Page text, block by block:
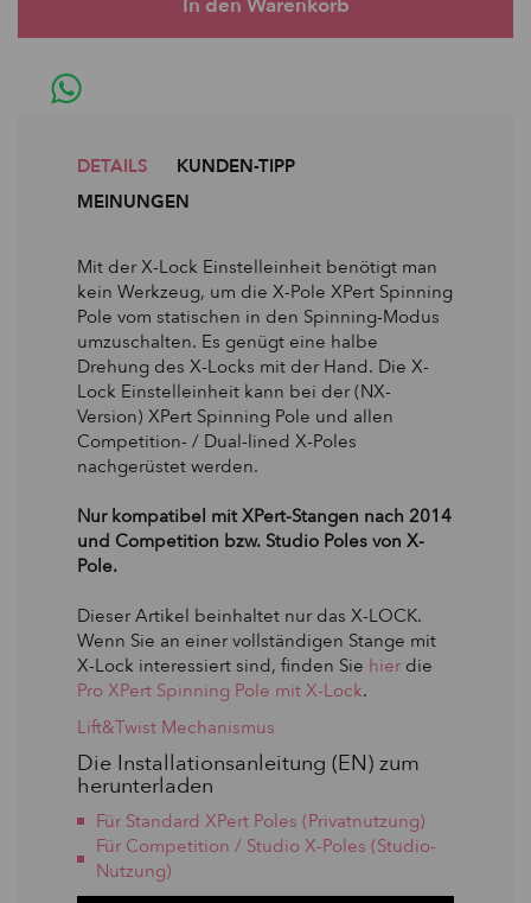
DETAILS
KUNDEN-TIPP
MEINUNGEN
Mit der X-Lock Einstelleinheit benötigt man
kein Werkzeug, um die X-Pole XPert Spinning
Pole vom statischen in den Spinning-Modus
umzuschalten. Es genügt eine halbe
Drehung des X-Locks mit der Hand. Die X-
Lock Einstelleinheit kann bei der (NX-
Version) XPert Spinning Pole und allen
Competition- / Dual-lined X-Poles
nachgerüstet werden.
Nur kompatibel mit XPert-Stangen nach 2014
und Competition bzw. Studio Poles von X-
Pole.
Dieser Artikel beinhaltet nur das X-LOCK.
Wenn Sie an einer vollständigen Stange mit
X-Lock interessiert sind, finden Sie hier die
Pro XPert Spinning Pole mit X-Lock.
Lift&Twist Mechanismus
Die Installationsanleitung (EN) zum
herunterladen
Für Standard XPert Poles (Privatnutzung)
Für Competition / Studio X-Poles (Studio-
Nutzung)